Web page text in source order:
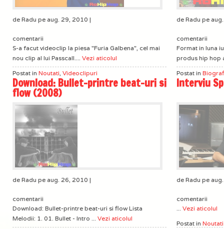
de Radu pe aug. 29, 2010 |
comentarii
S-a facut videoclip la piesa "Furia Galbena", cel mai
nou clip al lui Passcall.... Vezi aticolul
Postat in Noutati, Videoclipuri
de Radu pe
comentarii
Format in luna
produs hip hop
Postat in
Download: Bullet-printre beat-uri si
flow (2008)
de Radu pe aug. 26, 2010 |
comentarii
Download: Bullet-printre beat-uri si flow Lista
Melodii: 1. 01. Bullet - Intro ... Vezi aticolul
Interviu
de Radu pe
comentarii
... Vezi aticolul
Postat in Noutati